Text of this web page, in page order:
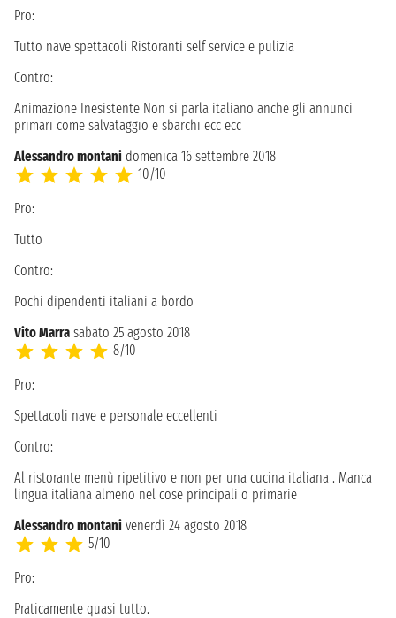
Pro:
Tutto nave spettacoli Ristoranti self service e pulizia
Contro:
Animazione Inesistente Non si parla italiano anche gli annunci
primari come salvataggio e sbarchi ecc ecc
Alessandro montani domenica 16 settembre 2018
10/10
Pro:
Tutto
Contro:
Pochi dipendenti italiani a bordo
Vito Marra sabato 25 agosto 2018
8/10
Pro:
Spettacoli nave e personale eccellenti
Contro:
Al ristorante menù ripetitivo e non per una cucina italiana . Manca
lingua italiana almeno nel cose principali o primarie
Alessandro montani venerdì 24 agosto 2018
5/10
Pro:
Praticamente quasi tutto.